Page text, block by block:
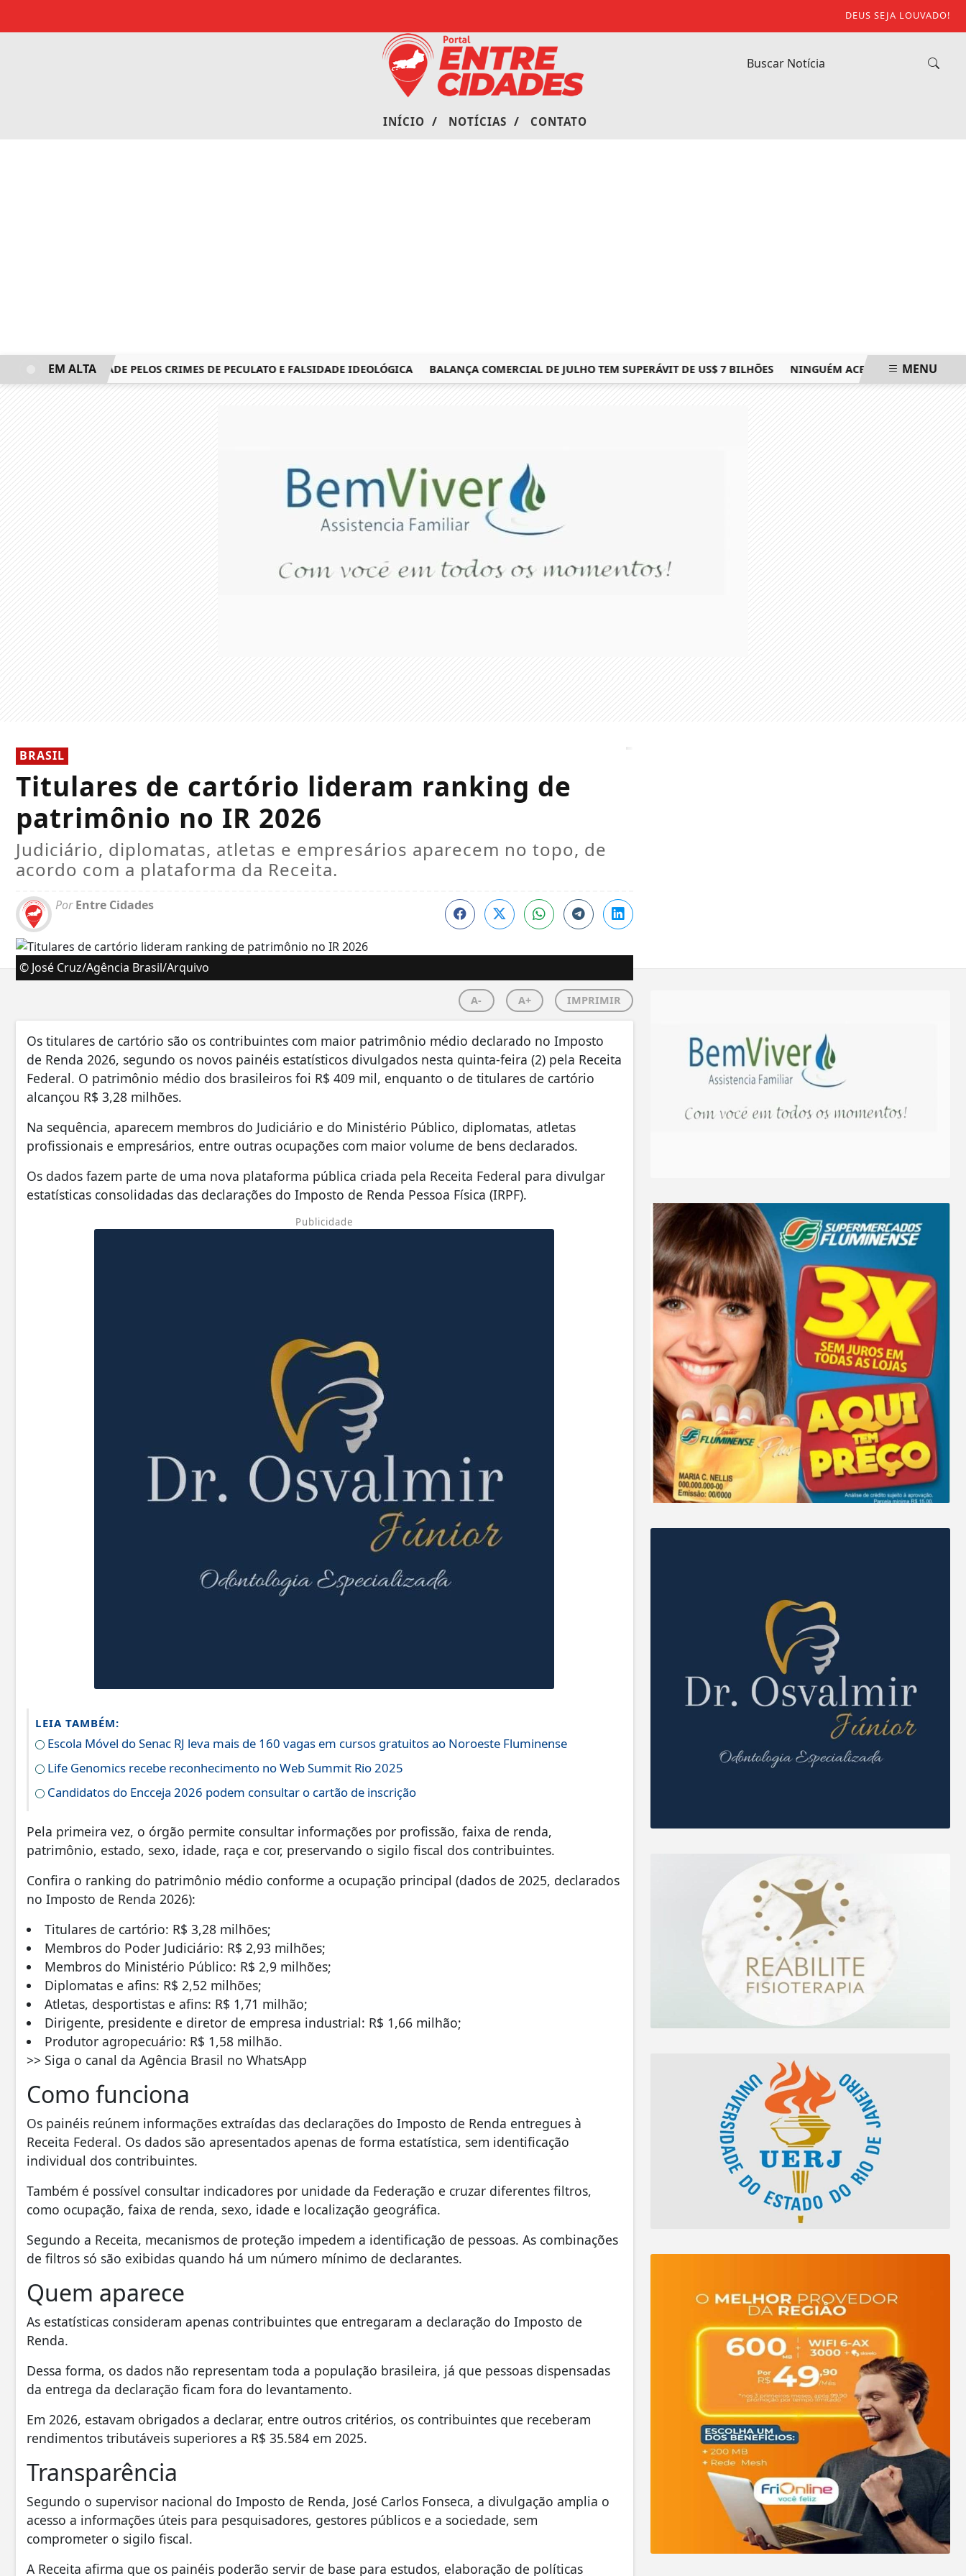
DEUS SEJA LOUVADO!
INÍCIO / NOTÍCIAS / CONTATO
DE NATIVIDADE PELOS CRIMES DE PECULATO E FALSIDADE IDEOLÓGICA BALANÇA COMERCIAL DE JULHO TEM SUPERÁVIT DE US$ 7 BILHÕES NINGUÉM ACERTA MEGA-SENA;
EM ALTA MENU
BRASIL
Titulares de cartório lideram ranking de
patrimônio no IR 2026
Judiciário, diplomatas, atletas e empresários aparecem no topo, de
acordo com a plataforma da Receita.
PorEntre Cidades
© José Cruz/Agência Brasil/Arquivo
A- A+ IMPRIMIR
Os titulares de cartório são os contribuintes com maior patrimônio médio declarado no Imposto
de Renda 2026, segundo os novos painéis estatísticos divulgados nesta quinta-feira (2) pela Receita
Federal. O patrimônio médio dos brasileiros foi R$ 409 mil, enquanto o de titulares de cartório
alcançou R$ 3,28 milhões.
Na sequência, aparecem membros do Judiciário e do Ministério Público, diplomatas, atletas
profissionais e empresários, entre outras ocupações com maior volume de bens declarados.
Os dados fazem parte de uma nova plataforma pública criada pela Receita Federal para divulgar
estatísticas consolidadas das declarações do Imposto de Renda Pessoa Física (IRPF).
Publicidade
LEIA TAMBÉM:
Escola Móvel do Senac RJ leva mais de 160 vagas em cursos gratuitos ao Noroeste Fluminense
Life Genomics recebe reconhecimento no Web Summit Rio 2025
Candidatos do Encceja 2026 podem consultar o cartão de inscrição
Pela primeira vez, o órgão permite consultar informações por profissão, faixa de renda,
patrimônio, estado, sexo, idade, raça e cor, preservando o sigilo fiscal dos contribuintes.
Confira o ranking do patrimônio médio conforme a ocupação principal (dados de 2025, declarados
no Imposto de Renda 2026):
Titulares de cartório: R$ 3,28 milhões;
Membros do Poder Judiciário: R$ 2,93 milhões;
Membros do Ministério Público: R$ 2,9 milhões;
Diplomatas e afins: R$ 2,52 milhões;
Atletas, desportistas e afins: R$ 1,71 milhão;
Dirigente, presidente e diretor de empresa industrial: R$ 1,66 milhão;
Produtor agropecuário: R$ 1,58 milhão.
>> Siga o canal da Agência Brasil no WhatsApp
Como funciona
Os painéis reúnem informações extraídas das declarações do Imposto de Renda entregues à
Receita Federal. Os dados são apresentados apenas de forma estatística, sem identificação
individual dos contribuintes.
Também é possível consultar indicadores por unidade da Federação e cruzar diferentes filtros,
como ocupação, faixa de renda, sexo, idade e localização geográfica.
Segundo a Receita, mecanismos de proteção impedem a identificação de pessoas. As combinações
de filtros só são exibidas quando há um número mínimo de declarantes.
Quem aparece
As estatísticas consideram apenas contribuintes que entregaram a declaração do Imposto de
Renda.
Dessa forma, os dados não representam toda a população brasileira, já que pessoas dispensadas
da entrega da declaração ficam fora do levantamento.
Em 2026, estavam obrigados a declarar, entre outros critérios, os contribuintes que receberam
rendimentos tributáveis superiores a R$ 35.584 em 2025.
Transparência
Segundo o supervisor nacional do Imposto de Renda, José Carlos Fonseca, a divulgação amplia o
acesso a informações úteis para pesquisadores, gestores públicos e a sociedade, sem
comprometer o sigilo fiscal.
A Receita afirma que os painéis poderão servir de base para estudos, elaboração de políticas